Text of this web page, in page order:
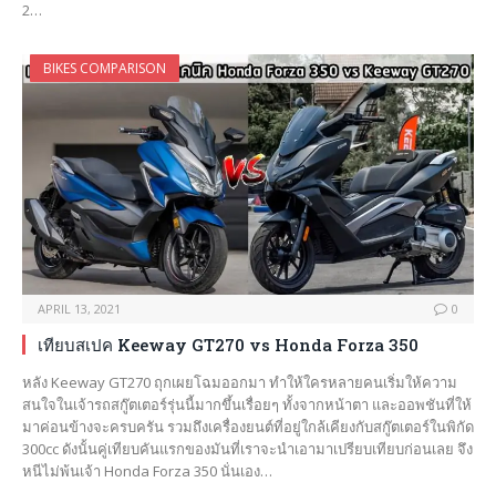
2…
BIKES COMPARISON
APRIL 13, 2021 0
เทียบสเปค Keeway GT270 vs Honda Forza 350
หลัง Keeway GT270 ถุกเผยโฉมออกมา ทำให้ใครหลายคนเริ่มให้ความ
สนใจในเจ้ารถสกู๊ตเตอร์รุ่นนี้มากขึ้นเรื่อยๆ ทั้งจากหน้าตา และออพชันที่ให้
มาค่อนข้างจะครบครัน รวมถึงเครื่องยนต์ที่อยู่ใกล้เคียงกับสกู๊ตเตอร์ในพิกัด
300cc ดังนั้นคู่เทียบคันแรกของมันที่เราจะนำเอามาเปรียบเทียบก่อนเลย จึง
หนีไม่พ้นเจ้า Honda Forza 350 นั่นเอง…